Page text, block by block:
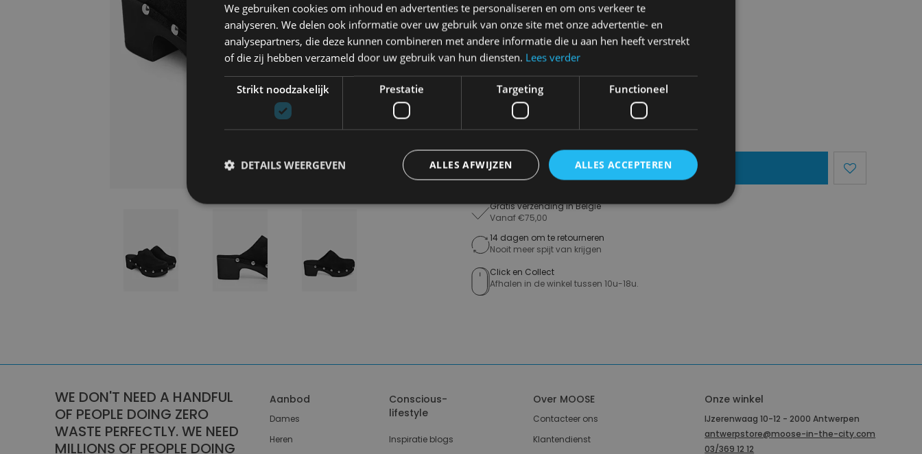
Kies uw maat:38
38
€ 165,00
Toevoegen Aan Mandje
Gratis verzending in België
Vanaf €75,00
14 dagen om te retourneren
Nooit meer spijt van krijgen
Click en Collect
Afhalen in de winkel tussen 10u-18u.
WE DON'T NEED A HANDFUL
OF PEOPLE DOING ZERO
WASTE PERFECTLY. WE NEED
MILLIONS OF PEOPLE DOING
Aanbod
Dames
Heren
Conscious-
lifestyle
Inspiratie blogs
Over MOOSE
Contacteer ons
Klantendienst
Onze winkel
IJzerenwaag 10-12 - 2000 Antwerpen
antwerpstore@moose-in-the-city.com
03/369 12 12
We gebruiken cookies om inhoud en advertenties te personaliseren en om ons verkeer te
analyseren. We delen ook informatie over uw gebruik van onze site met onze advertentie- en
analysepartners, die deze kunnen combineren met andere informatie die u aan hen heeft verstrekt
of die zij hebben verzameld door uw gebruik van hun diensten. Lees verder
Strikt noodzakelijk Prestatie Targeting Functioneel
ALLES ACCEPTEREN
ALLES AFWIJZEN
DETAILS WEERGEVEN